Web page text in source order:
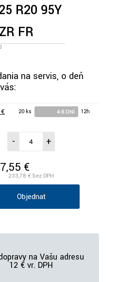
R20 95Y
FR
na servis, o deň
20 ks 4-8 DNÍ 12h
- +
€/ks vr. DPH
233,78 € bez DPH
Objednať
na Vašu adresu
12 € vr. DPH